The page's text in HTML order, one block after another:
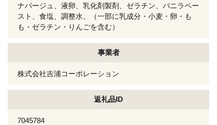
ナパージュ、液卵、乳化剤製剤、ゼラチン、バニラペー
スト、食塩、調整水、（一部に乳成分・小麦・卵・も
も・ゼラチン・りんごを含む）
事業者
株式会社吉浦コーポレーション
返礼品ID
7045784